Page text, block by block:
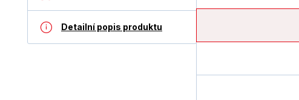
Detailní popis produktu